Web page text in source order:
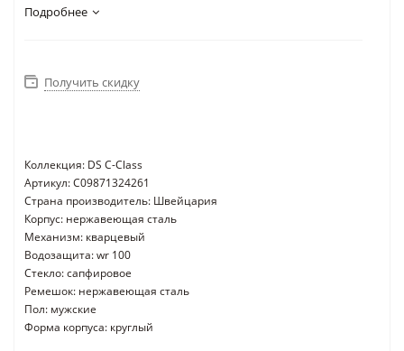
Подробнее
Получить скидку
Коллекция: DS C-Class
Артикул: C09871324261
Страна производитель: Швейцария
Корпус: нержавеющая сталь
Механизм: кварцевый
Водозащита: wr 100
Стекло: сапфировое
Ремешок: нержавеющая сталь
Пол: мужские
Форма корпуса: круглый